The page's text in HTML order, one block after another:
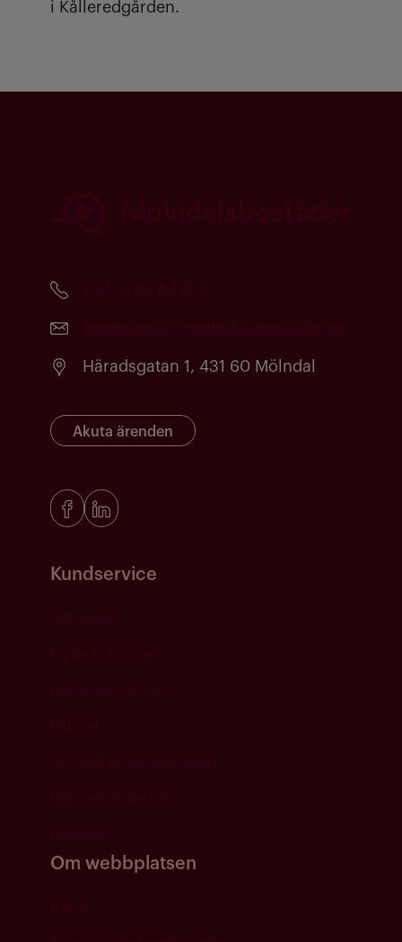
i Kålleredgården.
Häradsgatan 1, 431 60 Mölndal
Akuta ärenden
Kundservice
Om webbplatsen